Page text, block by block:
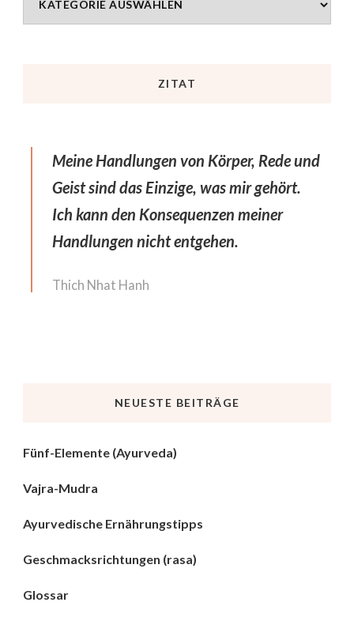
ZITAT
Meine Handlungen von Körper, Rede und
Geist sind das Einzige, was mir gehört.
Ich kann den Konsequenzen meiner
Handlungen nicht entgehen.
Thich Nhat Hanh
NEUESTE BEITRÄGE
Fünf-Elemente (Ayurveda)
Vajra-Mudra
Ayurvedische Ernährungstipps
Geschmacksrichtungen (rasa)
Glossar